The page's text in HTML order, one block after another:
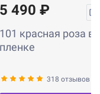
5 490 ₽
101 красная роза в
пленке
318 отзывов